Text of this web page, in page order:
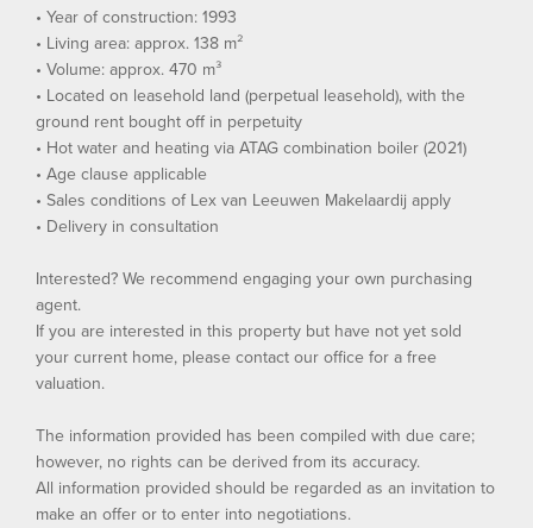
• Year of construction: 1993
• Living area: approx. 138 m²
• Volume: approx. 470 m³
• Located on leasehold land (perpetual leasehold), with the
ground rent bought off in perpetuity
• Hot water and heating via ATAG combination boiler (2021)
• Age clause applicable
• Sales conditions of Lex van Leeuwen Makelaardij apply
• Delivery in consultation
Interested? We recommend engaging your own purchasing
agent.
If you are interested in this property but have not yet sold
your current home, please contact our office for a free
valuation.
The information provided has been compiled with due care;
however, no rights can be derived from its accuracy.
All information provided should be regarded as an invitation to
make an offer or to enter into negotiations.